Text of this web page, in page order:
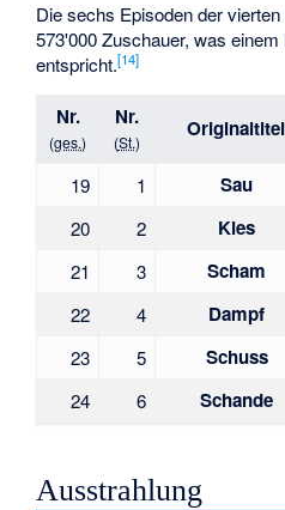
Die sechs Episoden der
573'000 Zuschauer, was
entspricht.[14]
Nr.
(ges.)
Nr.
(St.)
Original­titel
19 1 Sau
20
2 Kies
21
3 Scham
22
4 Dampf
23
5 Schuss
24
6 Schande
Ausstrahlung